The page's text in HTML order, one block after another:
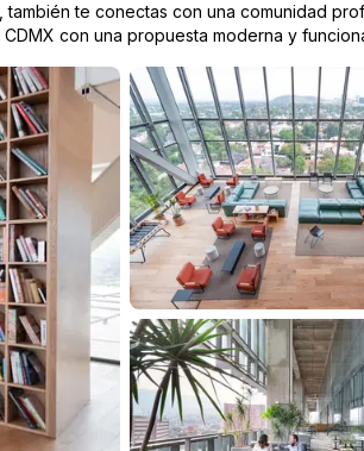
te conectas con una comunidad
con una propuesta moderna y